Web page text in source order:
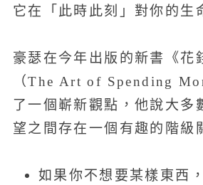
它在「此時此刻」對你的生
豪瑟在今年出版的新書《花
（The Art of Spending
了一個嶄新觀點，他說大多
望之間存在一個有趣的階級
如果你不想要某樣東西